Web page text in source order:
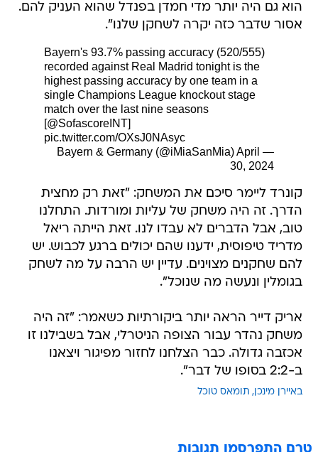
הוא גם היה יותר מדי חמדן בפנדל שהוא העניק להם.
אסור שדבר כזה יקרה לשחקן שלנו".
Bayern's 93.7% passing accuracy (520/555)
recorded against Real Madrid tonight is the
highest passing accuracy by one team in a
single Champions League knockout stage
match over the last nine seasons
[@SofascoreINT]
pic.twitter.com/OXsJ0NAsyc
— Bayern & Germany (@iMiaSanMia)
April
30, 2024
קונרד ליימר סיכם את המשחק: "זאת רק מחצית
הדרך. זה היה משחק של עליות ומורדות. התחלנו
טוב, אבל הדברים לא עבדו לנו. זאת הייתה ריאל
מדריד טיפוסית, ידענו שהם יכולים ברגע לכבוש. יש
להם שחקנים מצוינים. עדיין יש הרבה על מה לשחק
בגומלין ונעשה מה שנוכל".
אריק דייר הראה יותר ביקורתיות כשאמר: "זה היה
משחק נהדר עבור הצופה הניטרלי, אבל בשבילנו זו
אכזבה גדולה. כבר הצלחנו לחזור מפיגור ויצאנו
ב-2:2 בסופו של דבר".
באיירן מינכן תומאס טוכל